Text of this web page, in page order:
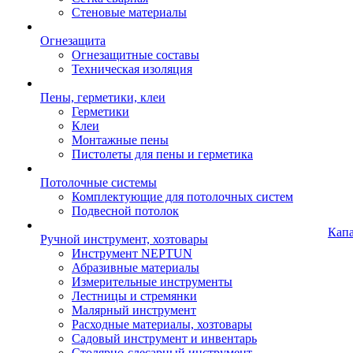
Стеновые материалы
Огнезащита
Огнезащитные составы
Техническая изоляция
Пены, герметики, клеи
Герметики
Клеи
Монтажные пены
Пистолеты для пены и герметика
Потолочные системы
Комплектующие для потолочных систем
Подвесной потолок
Ручной инструмент, хозтовары
Инструмент NEPTUN
Абразивные материалы
Измерительные инструменты
Лестницы и стремянки
Малярный инструмент
Расходные материалы, хозтовары
Садовый инструмент и инвентарь